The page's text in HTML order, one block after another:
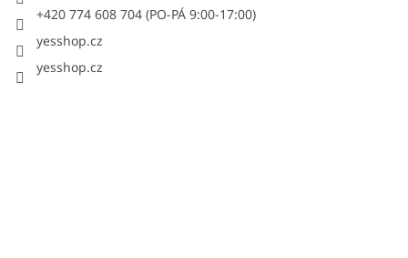
+420 774 608 704 (PO-PÁ 9:00-17:00)
yesshop.cz
yesshop.cz